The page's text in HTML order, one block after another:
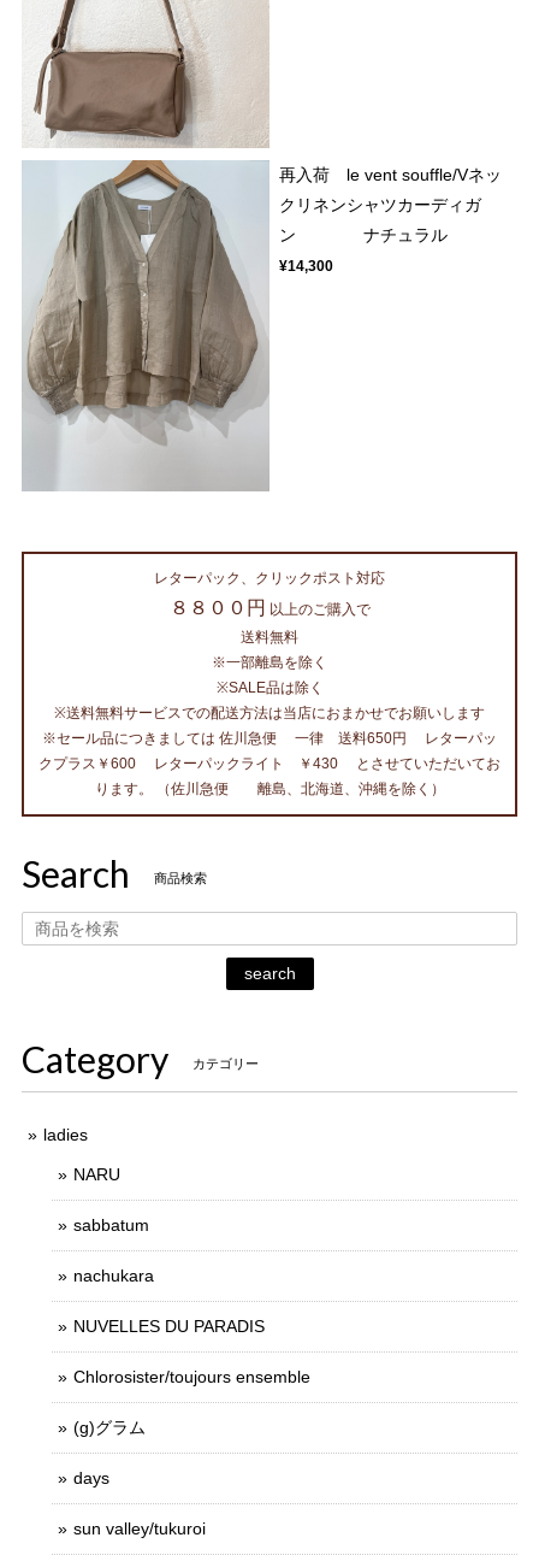
再入荷 le vent souffle/Vネッ
クリネンシャツカーディガ
ン ナチュラル
¥14,300
レターパック、クリックポスト対応
８８００円 以上のご購入で
送料無料
※一部離島を除く
※SALE品は除く
※送料無料サービスでの配送方法は当店におまかせでお願いします
※セール品につきましては 佐川急便 一律 送料650円 レターパッ
クプラス￥600 レターパックライト ￥430 とさせていただいてお
ります。 （佐川急便 離島、北海道、沖縄を除く）
Search 商品検索
search
Category カテゴリー
ladies
NARU
sabbatum
nachukara
NUVELLES DU PARADIS
Chlorosister/toujours ensemble
(g)グラム
days
sun valley/tukuroi